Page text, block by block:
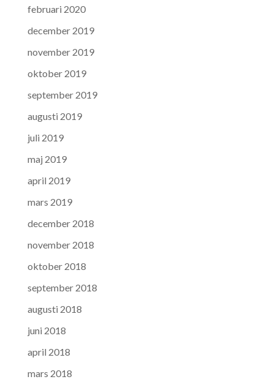
februari 2020
december 2019
november 2019
oktober 2019
september 2019
augusti 2019
juli 2019
maj 2019
april 2019
mars 2019
december 2018
november 2018
oktober 2018
september 2018
augusti 2018
juni 2018
april 2018
mars 2018